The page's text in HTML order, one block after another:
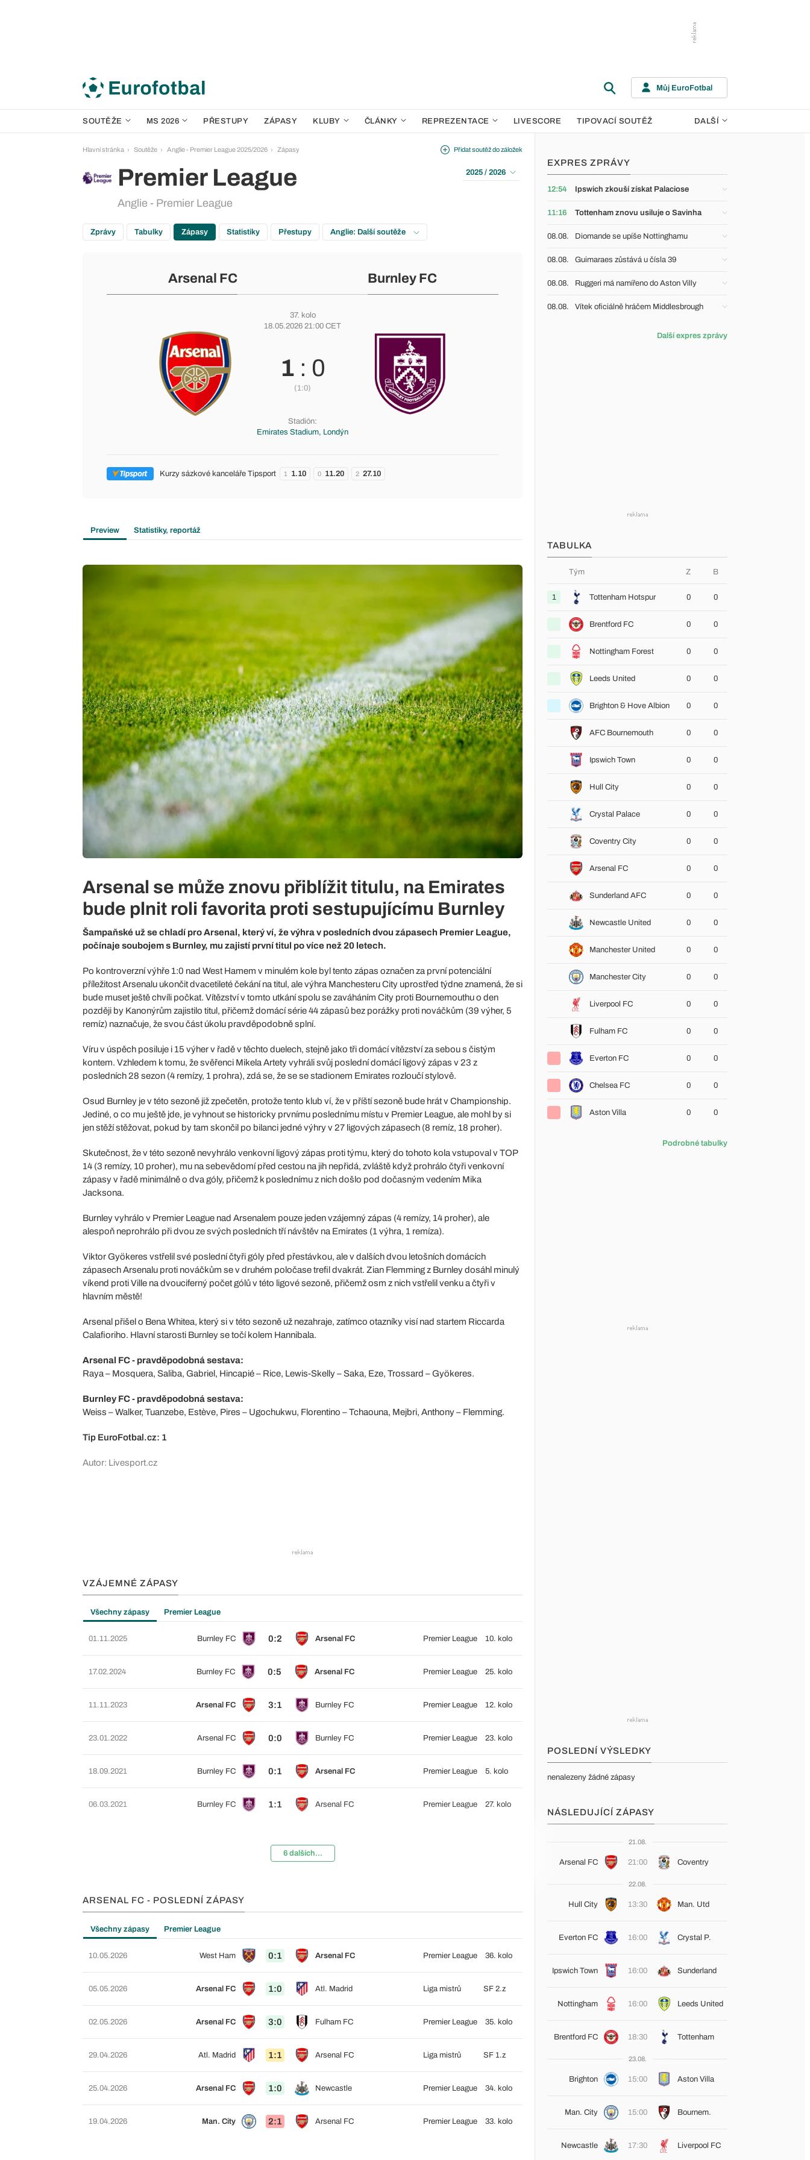
Můj EuroFotbal
SOUTĚŽE MS 2026 PŘESTUPY ZÁPASY KLUBY ČLÁNKY REPREZENTACE LIVESCORE TIPOVACÍ SOUTĚŽ DALŠÍ
Hlavní stránka Soutěže Anglie - Premier League 2025/2026 Zápasy
Premier League
Anglie - Premier League
Přidat soutěž do záložek
2025 / 2026
Zprávy Tabulky Zápasy Statistiky Přestupy Anglie: Další soutěže
Arsenal FC Burnley FC
37. kolo
18.05.2026 21:00 CET
1 : 0
(1:0)
Stadión:
Emirates Stadium, Londýn
Kurzy sázkové kanceláře Tipsport 1 1.10 0 11.20 2 27.10
Preview Statistiky, reportáž
Arsenal se může znovu přiblížit titulu, na Emirates
bude plnit roli favorita proti sestupujícímu Burnley
Šampaňské už se chladí pro Arsenal, který ví, že výhra v posledních dvou zápasech Premier League,
počínaje soubojem s Burnley, mu zajistí první titul po více než 20 letech.
Po kontroverzní výhře 1:0 nad West Hamem v minulém kole byl tento zápas označen za první potenciální
příležitost Arsenalu ukončit dvacetileté čekání na titul, ale výhra Manchesteru City uprostřed týdne znamená, že si
bude muset ještě chvíli počkat. Vítězství v tomto utkání spolu se zaváháním City proti Bournemouthu o den
později by Kanonýrům zajistilo titul, přičemž domácí série 44 zápasů bez porážky proti nováčkům (39 výher, 5
remíz) naznačuje, že svou část úkolu pravděpodobně splní.
Víru v úspěch posiluje i 15 výher v řadě v těchto duelech, stejně jako tři domácí vítězství za sebou s čistým
kontem. Vzhledem k tomu, že svěřenci Mikela Artety vyhráli svůj poslední domácí ligový zápas v 23 z
posledních 28 sezon (4 remízy, 1 prohra), zdá se, že se se stadionem Emirates rozloučí stylově.
Osud Burnley je v této sezoně již zpečetěn, protože tento klub ví, že v příští sezoně bude hrát v Championship.
Jediné, o co mu ještě jde, je vyhnout se historicky prvnímu poslednímu místu v Premier League, ale mohl by si
jen stěží stěžovat, pokud by tam skončil po bilanci jedné výhry v 27 ligových zápasech (8 remíz, 18 proher).
Skutečnost, že v této sezoně nevyhrálo venkovní ligový zápas proti týmu, který do tohoto kola vstupoval v TOP
14 (3 remízy, 10 proher), mu na sebevědomí před cestou na jih nepřidá, zvláště když prohrálo čtyři venkovní
zápasy v řadě minimálně o dva góly, přičemž k poslednímu z nich došlo pod dočasným vedením Mika
Jacksona.
Burnley vyhrálo v Premier League nad Arsenalem pouze jeden vzájemný zápas (4 remízy, 14 proher), ale
alespoň neprohrálo při dvou ze svých posledních tří návštěv na Emirates (1 výhra, 1 remíza).
Viktor Gyökeres vstřelil své poslední čtyři góly před přestávkou, ale v dalších dvou letošních domácích
zápasech Arsenalu proti nováčkům se v druhém poločase trefil dvakrát. Zian Flemming z Burnley dosáhl minulý
víkend proti Ville na dvouciferný počet gólů v této ligové sezoně, přičemž osm z nich vstřelil venku a čtyři v
hlavním městě!
Arsenal přišel o Bena Whitea, který si v této sezoně už nezahraje, zatímco otazníky visí nad startem Riccarda
Calafioriho. Hlavní starosti Burnley se točí kolem Hannibala.
Arsenal FC - pravděpodobná sestava:
Raya – Mosquera, Saliba, Gabriel, Hincapié – Rice, Lewis-Skelly – Saka, Eze, Trossard – Gyökeres.
Burnley FC - pravděpodobná sestava:
Weiss – Walker, Tuanzebe, Estève, Pires – Ugochukwu, Florentino – Tchaouna, Mejbri, Anthony – Flemming.
Tip EuroFotbal.cz: 1
Autor: Livesport.cz
VZÁJEMNÉ ZÁPASY
Všechny zápasy Premier League
01.11.2025 Burnley FC 0:2 Arsenal FC Premier League 10. kolo
17.02.2024 Burnley FC 0:5 Arsenal FC Premier League 25. kolo
11.11.2023 Arsenal FC 3:1 Burnley FC Premier League 12. kolo
23.01.2022 Arsenal FC 0:0 Burnley FC Premier League 23. kolo
18.09.2021 Burnley FC 0:1 Arsenal FC Premier League 5. kolo
06.03.2021 Burnley FC 1:1 Arsenal FC Premier League 27. kolo
6 dalších...
ARSENAL FC - POSLEDNÍ ZÁPASY
Všechny zápasy Premier League
10.05.2026 West Ham 0:1 Arsenal FC Premier League 36. kolo
05.05.2026 Arsenal FC 1:0 Atl. Madrid Liga mistrů SF 2.z
02.05.2026 Arsenal FC 3:0 Fulham FC Premier League 35. kolo
29.04.2026 Atl. Madrid 1:1 Arsenal FC Liga mistrů SF 1.z
25.04.2026 Arsenal FC 1:0 Newcastle Premier League 34. kolo
19.04.2026 Man. City 2:1 Arsenal FC Premier League 33. kolo
EXPRES ZPRÁVY
12:54 Ipswich zkouší získat Palaciose
11:16 Tottenham znovu usiluje o Savinha
08.08. Diomande se upíše Nottinghamu
08.08. Guimaraes zůstává u čísla 39
08.08. Ruggeri má namířeno do Aston Villy
08.08. Vítek oficiálně hráčem Middlesbrough
Další expres zprávy
TABULKA
Tým Z B
1 Tottenham Hotspur 0 0
Brentford FC 0 0
Nottingham Forest 0 0
Leeds United 0 0
Brighton & Hove Albion 0 0
AFC Bournemouth 0 0
Ipswich Town 0 0
Hull City 0 0
Crystal Palace 0 0
Coventry City 0 0
Arsenal FC 0 0
Sunderland AFC 0 0
Newcastle United 0 0
Manchester United 0 0
Manchester City 0 0
Liverpool FC 0 0
Fulham FC 0 0
Everton FC 0 0
Chelsea FC 0 0
Aston Villa 0 0
Podrobné tabulky
POSLEDNÍ VÝSLEDKY
nenalezeny žádné zápasy
NÁSLEDUJÍCÍ ZÁPASY
21.08.
Arsenal FC 21:00 Coventry
22.08.
Hull City 13:30 Man. Utd
Everton FC 16:00 Crystal P.
Ipswich Town 16:00 Sunderland
Nottingham 16:00 Leeds United
Brentford FC 18:30 Tottenham
23.08.
Brighton 15:00 Aston Villa
Man. City 15:00 Bournem.
Newcastle 17:30 Liverpool FC